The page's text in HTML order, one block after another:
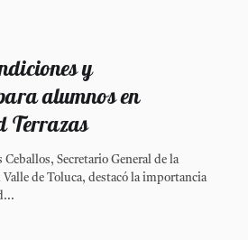
y
alumnos en
Terrazas
Secretario General de la
Valle de Toluca, destacó la importancia